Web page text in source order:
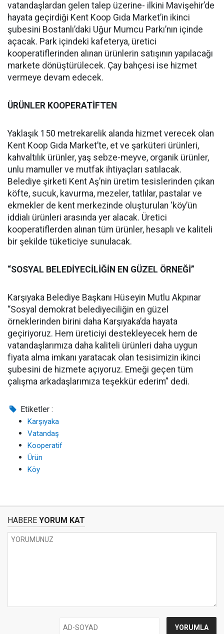
vatandaşlardan gelen talep üzerine- ilkini Mavişehir’de
hayata geçirdiği Kent Koop Gıda Market’in ikinci
şubesini Bostanlı’daki Uğur Mumcu Parkı’nın içinde
açacak. Park içindeki kafeterya, üretici
kooperatiflerinden alınan ürünlerin satışının yapılacağı
markete dönüştürülecek. Çay bahçesi ise hizmet
vermeye devam edecek.
ÜRÜNLER KOOPERATİFTEN
Yaklaşık 150 metrekarelik alanda hizmet verecek olan
Kent Koop Gıda Market’te, et ve şarküteri ürünleri,
kahvaltılık ürünler, yaş sebze-meyve, organik ürünler,
unlu mamuller ve mutfak ihtiyaçları satılacak.
Belediye şirketi Kent Aş’nin üretim tesislerinden çıkan
köfte, sucuk, kavurma, mezeler, tatlılar, pastalar ve
ekmekler de kent merkezinde oluşturulan ‘köy’ün
iddialı ürünleri arasında yer alacak. Üretici
kooperatiflerden alınan tüm ürünler, hesaplı ve kaliteli
bir şekilde tüketiciye sunulacak.
“SOSYAL BELEDİYECİLİĞİN EN GÜZEL ÖRNEĞİ”
Karşıyaka Belediye Başkanı Hüseyin Mutlu Akpınar
“Sosyal demokrat belediyeciliğin en güzel
örneklerinden birini daha Karşıyaka’da hayata
geçiriyoruz. Hem üreticiyi destekleyecek hem de
vatandaşlarımıza daha kaliteli ürünleri daha uygun
fiyata alma imkanı yaratacak olan tesisimizin ikinci
şubesini de hizmete açıyoruz. Emeği geçen tüm
çalışma arkadaşlarımıza teşekkür ederim” dedi.
Etiketler :
Karşıyaka
Vatandaş
Kooperatif
Ürün
Köy
HABERE YORUM KAT